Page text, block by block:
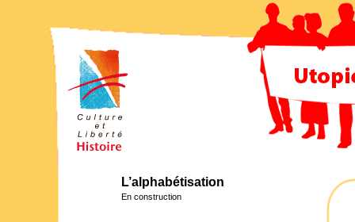
L’alphabétisation
En construction